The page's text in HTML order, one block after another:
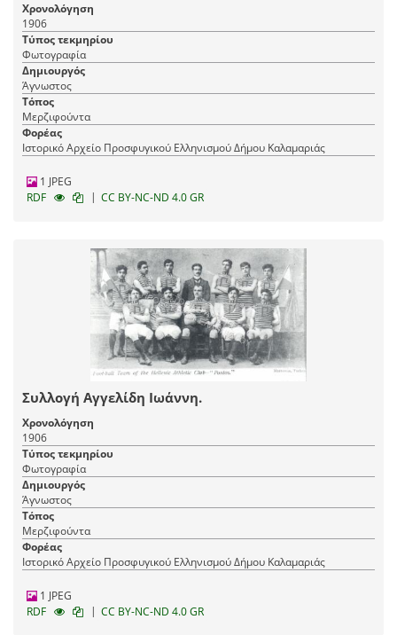
Χρονολόγηση
1906
Τύπος τεκμηρίου
Φωτογραφία
Δημιουργός
Άγνωστος
Τόπος
Μερζιφούντα
Φορέας
Ιστορικό Αρχείο Προσφυγικού Ελληνισμού Δήμου Καλαμαριάς
1 JPEG
RDF
| CC BY-NC-ND 4.0 GR
Συλλογή Αγγελίδη Ιωάννη.
Χρονολόγηση
1906
Τύπος τεκμηρίου
Φωτογραφία
Δημιουργός
Άγνωστος
Τόπος
Μερζιφούντα
Φορέας
Ιστορικό Αρχείο Προσφυγικού Ελληνισμού Δήμου Καλαμαριάς
1 JPEG
RDF
| CC BY-NC-ND 4.0 GR